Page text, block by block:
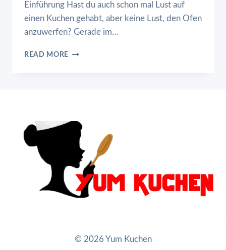
Einführung Hast du auch schon mal Lust auf
einen Kuchen gehabt, aber keine Lust, den Ofen
anzuwerfen? Gerade im…
READ MORE ERDBEER
© 2026 Yum Kuchen